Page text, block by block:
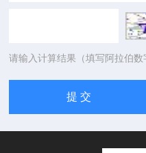
请输入计算结果（填写阿拉伯